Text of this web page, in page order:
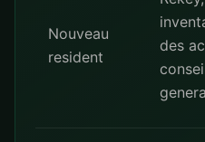
Nouveau
resident
des